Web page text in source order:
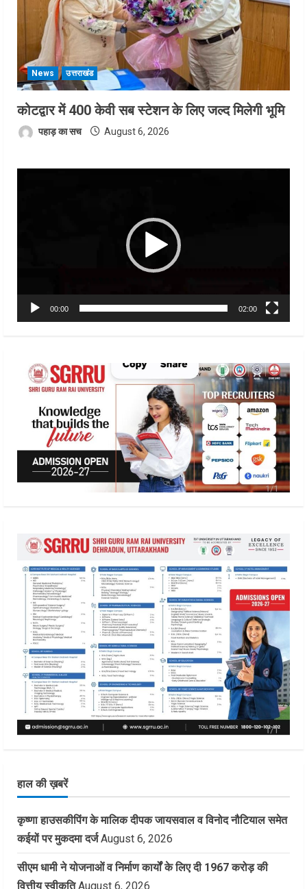
News उत्तराखंड
कोटद्वार में 400 केवी सब स्टेशन के लिए जल्द मिलेगी भूमि
पहाड़ का सच August 6, 2026
00:00 02:00
हाल की ख़बरें
कृष्णा हाउसकीपिंग के मालिक दीपक जायसवाल व विनोद नौटियाल समेत
कईयों पर मुकदमा दर्ज August 6, 2026
सीएम धामी ने योजनाओं व निर्माण कार्यों के लिए दी 1967 करोड़ की
वित्तीय स्वीकृति August 6, 2026